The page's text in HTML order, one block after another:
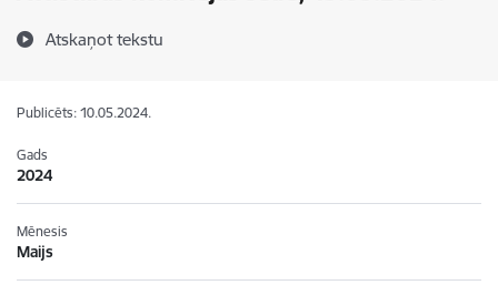
Atskaņot tekstu
Publicēts: 10.05.2024.
Gads
2024
Mēnesis
Maijs